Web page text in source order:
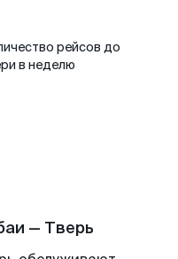
рейсов до
в неделю
— Тверь